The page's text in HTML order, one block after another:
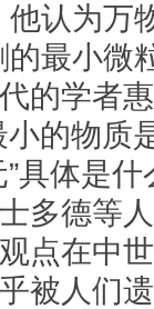
他认为万
最小微
的学者
小的物质
具体是
多德等
点在中
被人们